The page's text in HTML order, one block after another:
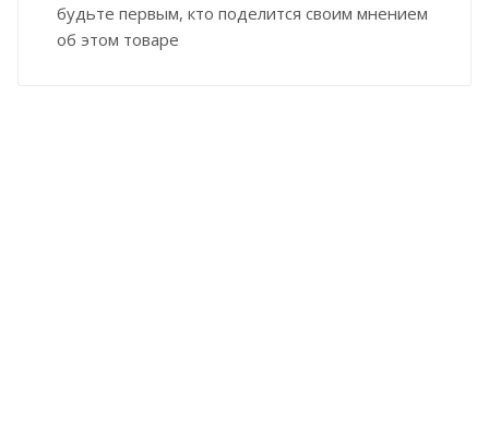
будьте первым, кто поделится своим мнением
об этом товаре